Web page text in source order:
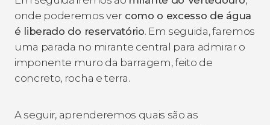
onde poderemos vercomo o excesso de água
é liberado do reservatório. Em seguida, faremos
uma parada no mirante central para admirar o
imponente muro da barragem, feito de
concreto, rocha e terra.
A seguir, aprenderemos quais são as